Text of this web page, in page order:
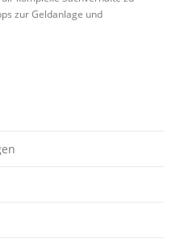
zur Geldanlage und